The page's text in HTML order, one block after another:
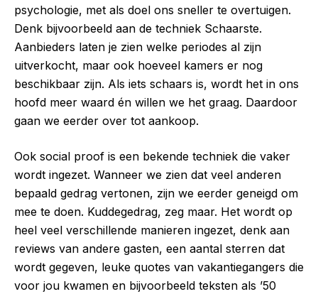
psychologie, met als doel ons sneller te overtuigen.
Denk bijvoorbeeld aan de techniek Schaarste.
Aanbieders laten je zien welke periodes al zijn
uitverkocht, maar ook hoeveel kamers er nog
beschikbaar zijn. Als iets schaars is, wordt het in ons
hoofd meer waard én willen we het graag. Daardoor
gaan we eerder over tot aankoop.
Ook social proof is een bekende techniek die vaker
wordt ingezet. Wanneer we zien dat veel anderen
bepaald gedrag vertonen, zijn we eerder geneigd om
mee te doen. Kuddegedrag, zeg maar. Het wordt op
heel veel verschillende manieren ingezet, denk aan
reviews van andere gasten, een aantal sterren dat
wordt gegeven, leuke quotes van vakantiegangers die
voor jou kwamen en bijvoorbeeld teksten als ’50